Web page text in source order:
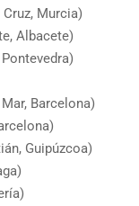
Murcia)
Albacete)
Barcelona)
Guipúzcoa)